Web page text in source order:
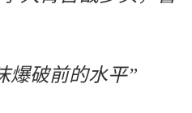
爆破前的水平”